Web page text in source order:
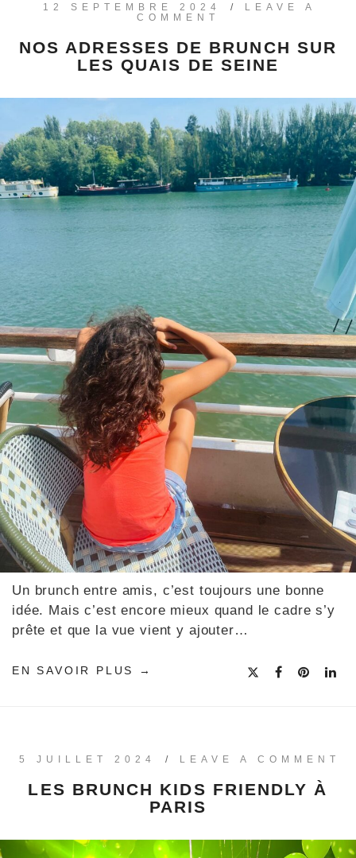
12 SEPTEMBRE 2024 /
LEAVE A
COMMENT
NOS ADRESSES DE BRUNCH SUR
LES QUAIS DE SEINE
Un brunch entre amis, c’est toujours une bonne
idée. Mais c’est encore mieux quand le cadre s’y
prête et que la vue vient y ajouter…
EN SAVOIR PLUS
5 JUILLET 2024 / LEAVE A COMMENT
LES BRUNCH KIDS FRIENDLY À
PARIS